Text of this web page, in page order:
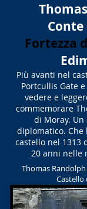
Fortezza
Più avanti nel
Portcullis Gate
vedere e
commemorare
di Moray.
diplomatico.
castello nel 1313
20 anni nelle
Thomas
Castello